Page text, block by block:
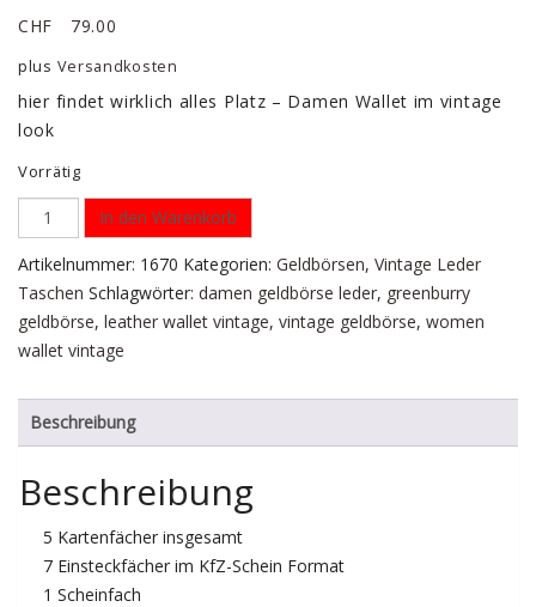
CHF 79.00
plus Versandkosten
hier findet wirklich alles Platz – Damen Wallet im vintage
look
Vorrätig
In den Warenkorb
Artikelnummer: 1670 Kategorien: Geldbörsen, Vintage Leder
Taschen Schlagwörter: damen geldbörse leder, greenburry
geldbörse, leather wallet vintage, vintage geldbörse, women
wallet vintage
Beschreibung
Beschreibung
5 Kartenfächer insgesamt
7 Einsteckfächer im KfZ-Schein Format
1 Scheinfach